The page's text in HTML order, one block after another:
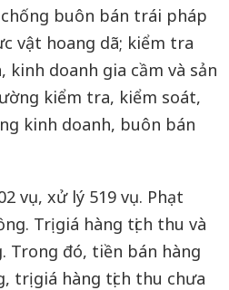
buôn bán trái pháp
vật hoang dã; kiểm tra
kinh doanh gia cầm và sản
kiểm tra, kiểm soát,
kinh doanh, buôn bán
vụ, xử lý 519 vụ. Phạt
Trị giá hàng tịch thu và
Trong đó, tiền bán hàng
trị giá hàng tịch thu chưa